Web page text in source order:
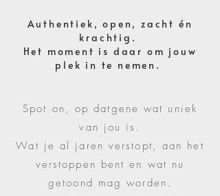
Authentiek, open, zacht én
krachtig.
Het moment is daar om jouw
plek in te nemen.
Spot on, op datgene wat uniek
van jou is.
Wat je al jaren verstopt, aan het
verstoppen bent en wat nu
getoond mag worden.